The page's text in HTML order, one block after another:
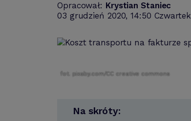
Opracował: Krystian Staniec
03 grudzień 2020, 14:50 Czwartek
fot. pixaby.com/CC creative commons
Na skróty: